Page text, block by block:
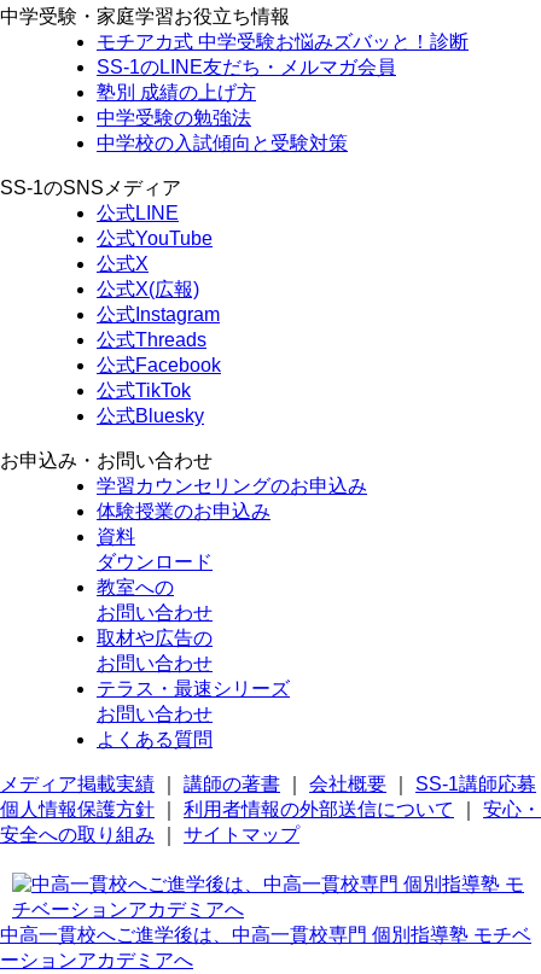
中学受験・家庭学習お役立ち情報
モチアカ式 中学受験お悩みズバッと！診断
SS-1のLINE友だち・メルマガ会員
塾別 成績の上げ方
中学受験の勉強法
中学校の入試傾向と受験対策
SS-1のSNSメディア
公式LINE
公式YouTube
公式X
公式X(広報)
公式Instagram
公式Threads
公式Facebook
公式TikTok
公式Bluesky
お申込み・お問い合わせ
学習カウンセリングのお申込み
体験授業のお申込み
資料
ダウンロード
教室への
お問い合わせ
取材や広告の
お問い合わせ
テラス・最速シリーズ
お問い合わせ
よくある質問
メディア掲載実績 講師の著書 会社概要
SS-1講師応募
個人情報保護方針
利用者情報の外部送信について
安心・
安全への取り組み
サイトマップ
中高一貫校へご進学後は、中高一貫校専門 個別指導塾 モチベ
ーションアカデミアへ